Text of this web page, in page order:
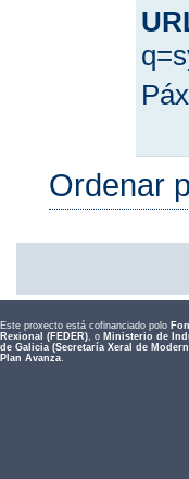
Ordenar
Este proxecto está cofinanciado polo
Rexional (FEDER), o Ministerio de
de Galicia (Secretaría Xeral de
Plan Avanza.